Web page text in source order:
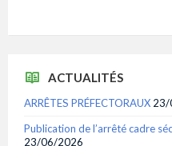
ACTUALITÉS
ARRÊTES PRÉFECTORAUX 23/
Publication de l’arrêté cadre
23/06/2026